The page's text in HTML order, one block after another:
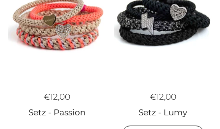
€12,00
Setz - Passion
€12,00
Setz - Lumy